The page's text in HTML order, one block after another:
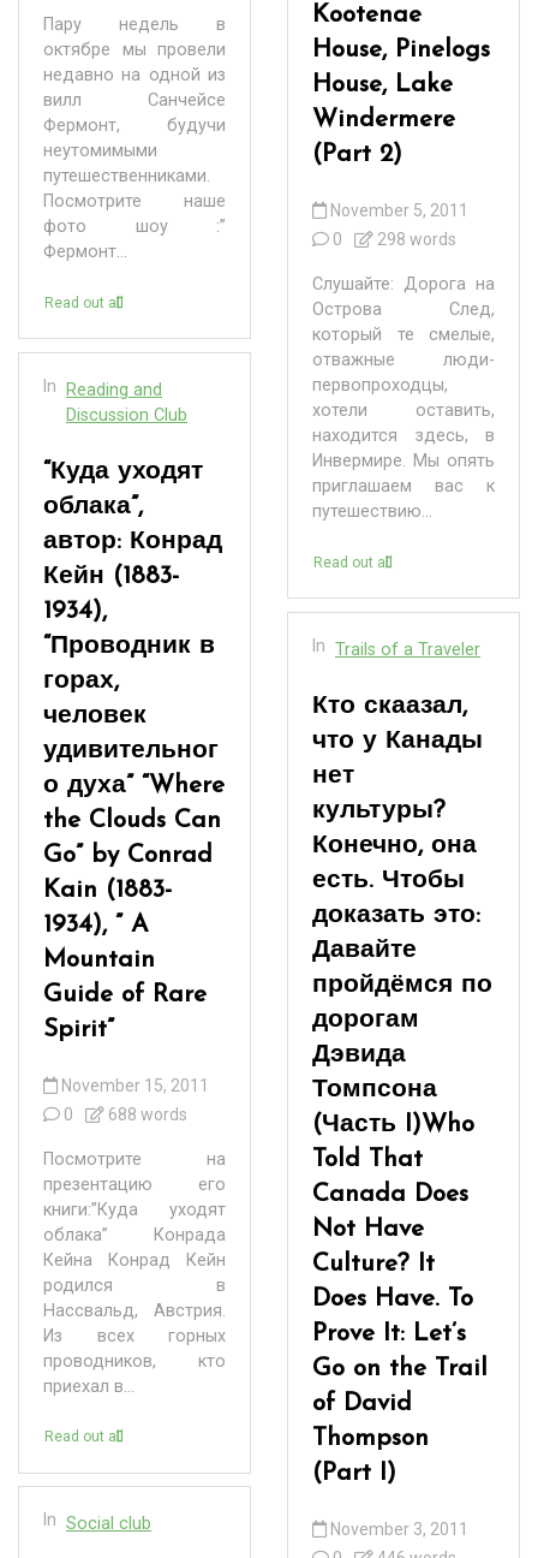
Пару недель в
октябре мы провели
недавно на одной из
вилл Санчейсе
Фермонт, будучи
неутомимыми
путешественниками.
Посмотрите наше
фото шоу :”
Фермонт...
Read out all
In
Reading and
Discussion Club
“Куда уходят
облака”,
автор: Конрад
Кейн (1883-
1934),
“Проводник в
горах,
человек
удивительног
о духа” “Where
the Clouds Can
Go” by Conrad
Kain (1883-
1934), ” A
Mountain
Guide of Rare
Spirit”
November 15, 2011
0
688 words
Посмотрите на
презентацию его
книги:”Куда уходят
облака” Конрада
Кейна Конрад Кейн
родился в
Нассвальд, Австрия.
Из всех горных
проводников, кто
приехал в...
Read out all
In Social club
Kootenae
House, Pinelogs
House, Lake
Windermere
(Part 2)
November 5, 2011
0
298 words
Слушайте: Дорога на
Острова Cлед,
который те смелые,
отважные люди-
первопроходцы,
хотели оставить,
находится здесь, в
Инвермире. Мы опять
приглашаем вас к
путешествию...
Read out all
In Trails of a Traveler
Кто скаазал,
что у Канады
нет
культуры?
Конечно, она
есть. Чтобы
доказать это:
Давайте
пройдёмся по
дорогам
Дэвида
Томпсона
(Часть I)Who
Told That
Canada Does
Not Have
Culture? It
Does Have. To
Prove It: Let’s
Go on the Trail
of David
Thompson
(Part I)
November 3, 2011